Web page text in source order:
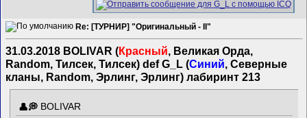
Re: [ТУРНИР] "Оригинальный - II"
31.03.2018 BOLIVAR (Красный, Великая Орда,
Random, Тилсек, Тилсек) def G_L (Синий, Северные
кланы, Random, Эрлинг, Эрлинг) лабиринт 213
BOLIVAR